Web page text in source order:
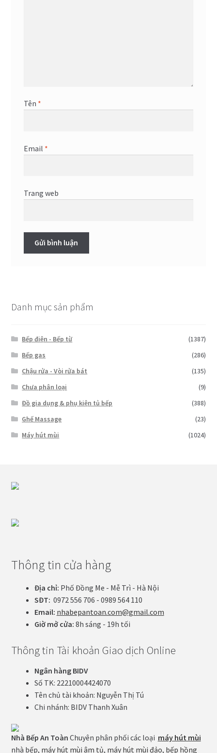
Tên *
Email *
Trang web
Danh mục sản phẩm
Bếp điện - Bếp từ
(1387)
Bếp gas
(286)
Chậu rửa - Vòi rửa bát
(135)
Chưa phân loại
(9)
Đồ gia dụng & phụ kiện tủ bếp
(388)
Ghế Massage
(23)
Máy hút mùi
(1024)
Thông tin cửa hàng
Địa chỉ: Phố Đồng Me - Mễ Trì - Hà Nội
SĐT: 0972 556 706 - 0989 564 110
Email: nhabepantoan.com@gmail.com
Giờ mở cửa: 8h sáng - 19h tối
Thông tin Tài khoản Giao dịch Online
Ngân hàng BIDV
Số TK: 22210004424070
Tên chủ tài khoản: Nguyễn Thị Tú
Chi nhánh: BIDV Thanh Xuân
Nhà Bếp An Toàn Chuyên phân phối các loại máy hút mùi
nhà bếp, máy hút mùi âm tủ, máy hút mùi đảo, bếp hồng